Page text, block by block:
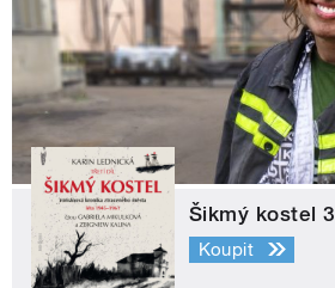
Šikmý kostel 3
Koupit